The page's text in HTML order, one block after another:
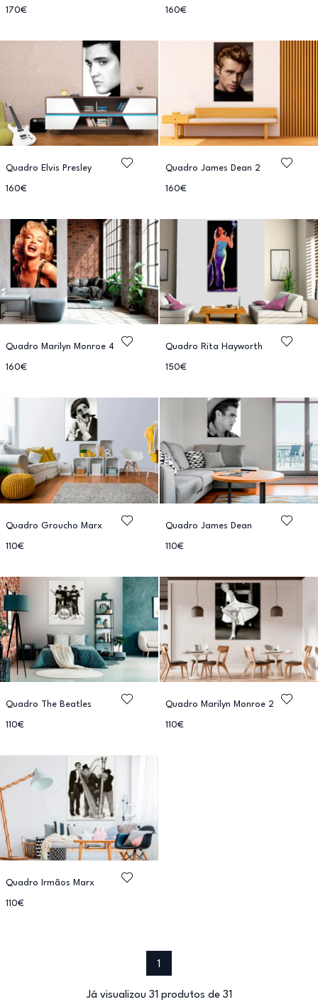
170€ 160€
Quadro Elvis Presley
160€
Quadro James Dean 2
160€
Quadro Marilyn Monroe 4
160€
Quadro Rita Hayworth
150€
Quadro Groucho Marx
110€
Quadro James Dean
110€
Quadro The Beatles
110€
Quadro Marilyn Monroe 2
110€
Quadro Irmãos Marx
110€
1
Já visualizou 31 produtos de 31